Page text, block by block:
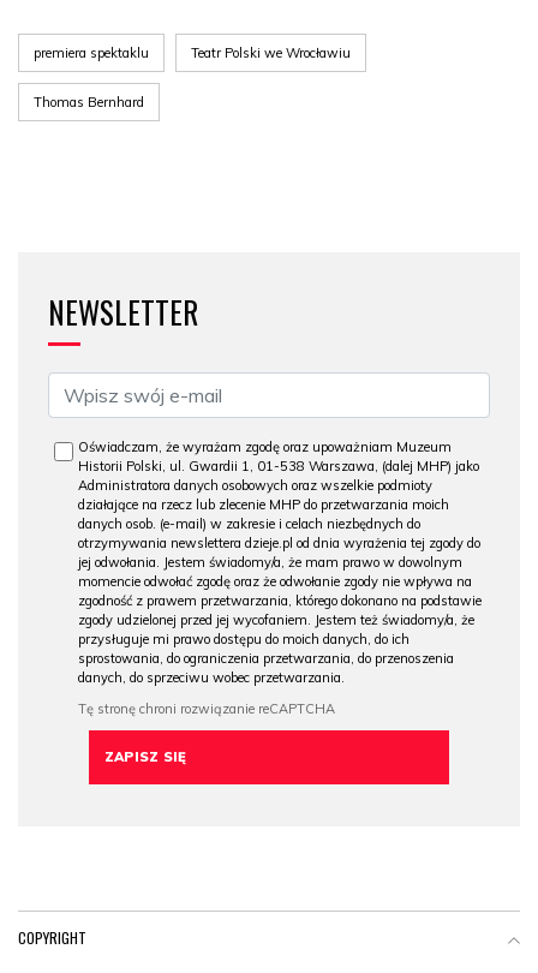
premiera spektaklu Teatr Polski we Wrocławiu
Thomas Bernhard
NEWSLETTER
Oświadczam, że wyrażam zgodę oraz upoważniam Muzeum
Historii Polski, ul. Gwardii 1, 01-538 Warszawa, (dalej MHP) jako
Administratora danych osobowych oraz wszelkie podmioty
działające na rzecz lub zlecenie MHP do przetwarzania moich
danych osob. (e-mail) w zakresie i celach niezbędnych do
otrzymywania newslettera dzieje.pl od dnia wyrażenia tej zgody do
jej odwołania. Jestem świadomy/a, że mam prawo w dowolnym
momencie odwołać zgodę oraz że odwołanie zgody nie wpływa na
zgodność z prawem przetwarzania, którego dokonano na podstawie
zgody udzielonej przed jej wycofaniem. Jestem też świadomy/a, że
przysługuje mi prawo dostępu do moich danych, do ich
sprostowania, do ograniczenia przetwarzania, do przenoszenia
danych, do sprzeciwu wobec przetwarzania.
COPYRIGHT